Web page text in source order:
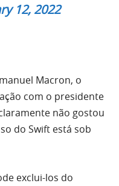
12, 2022
Macron, o
com o presidente
não gostou
do Swift está sob
exclui-los do